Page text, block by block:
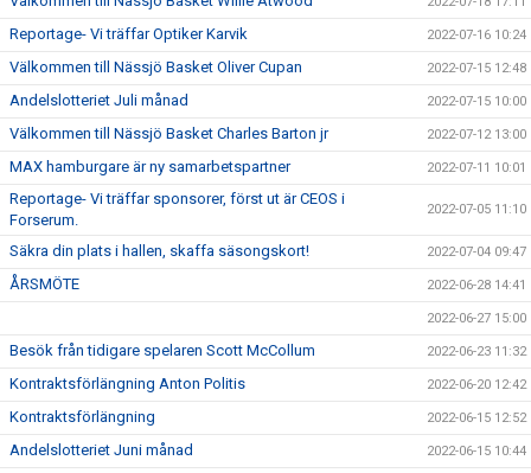
Reportage- Vi träffar Optiker Karvik 2022-07-16 10:24
Välkommen till Nässjö Basket Oliver Cupan 2022-07-15 12:48
Andelslotteriet Juli månad 2022-07-15 10:00
Välkommen till Nässjö Basket Charles Barton jr 2022-07-12 13:00
MAX hamburgare är ny samarbetspartner 2022-07-11 10:01
Reportage- Vi träffar sponsorer, först ut är CEOS i
Forserum.
2022-07-05 11:10
Säkra din plats i hallen, skaffa säsongskort! 2022-07-04 09:47
ÅRSMÖTE 2022-06-28 14:41
2022-06-27 15:00
Besök från tidigare spelaren Scott McCollum 2022-06-23 11:32
Kontraktsförlängning Anton Politis 2022-06-20 12:42
Kontraktsförlängning 2022-06-15 12:52
Andelslotteriet Juni månad 2022-06-15 10:44